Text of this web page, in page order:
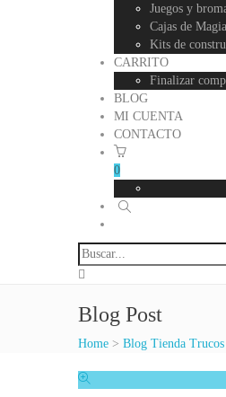
Juegos y
Cajas de Magia
Kits de
CARRITO
Finalizar
BLOG
MI CUENTA
CONTACTO
0
Blog Post
Home > Blog Tienda